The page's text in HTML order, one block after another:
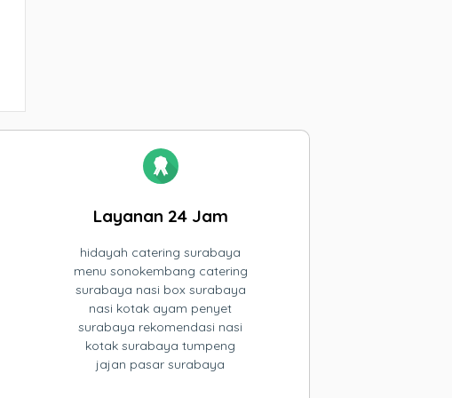
Layanan 24 Jam
hidayah catering surabaya
menu sonokembang catering
surabaya nasi box surabaya
nasi kotak ayam penyet
surabaya rekomendasi nasi
kotak surabaya tumpeng
jajan pasar surabaya